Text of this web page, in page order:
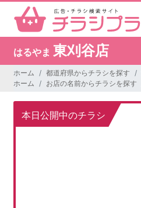
はるやま 東刈谷店
ホーム 都道府県からチラシを探す
ホーム
お店の名前からチラシを探す
本日公開中のチラシ